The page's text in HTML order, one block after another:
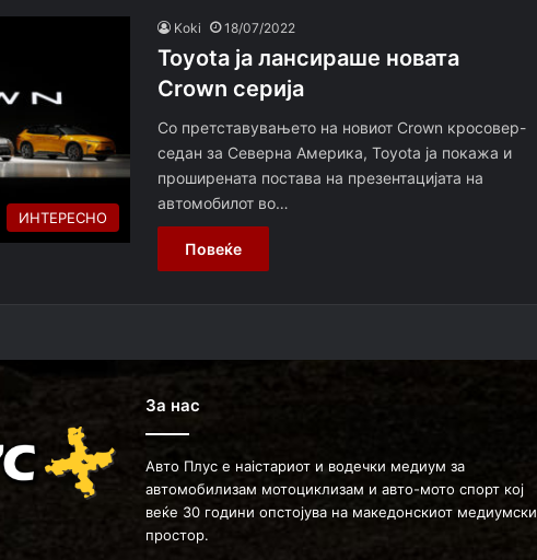
ИНТЕРЕСНО
Koki 18/07/2022
Toyota ја лансираше новата
Crown серија
Со претставувањето на новиот Crown кросовер-
седан за Северна Америка, Toyota ја покажа и
проширената постава на презентацијата на
автомобилот во…
Повеќе
За нас
Авто Плус е наістариот и водечки медиум за
автомобилизам мотоциклизам и авто-мото спорт кој
веќе 30 години опстојува на македонскиот медиумски
простор.